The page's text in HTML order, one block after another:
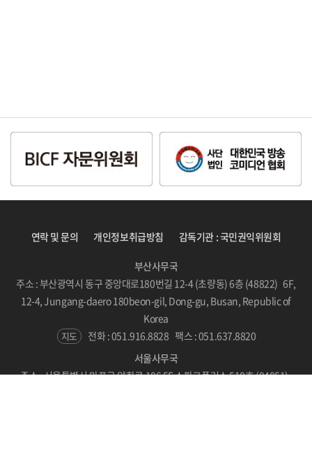
연락 및 문의 개인정보취급방침 감독기관 : 국민권익위원회
부산사무국
주소 : 부산광역시 동구 중앙대로180번길 12-4 (초량동) 6층 (48822) 6F,
12-4, Jungang-daero 180beon-gil, Dong-gu, Busan, Republic of
Korea
지도 전화 : 051.916.8828 팩스 : 051.637.8820
서울사무국
주소 : 서울특별시 마포구 양화로 186 5F 스파크플러스 510호 (04051)